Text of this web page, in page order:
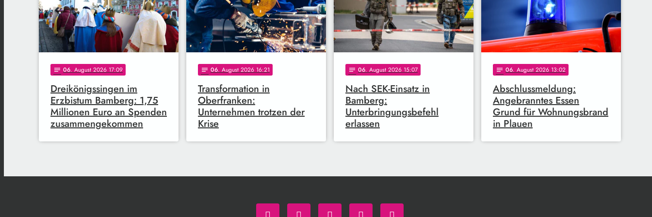
notes 06. August 2026 17:09
Dreikönigssingen im
Erzbistum Bamberg: 1,75
Millionen Euro an Spenden
zusammengekommen
notes 06. August 2026 16:21
Transformation in
Oberfranken:
Unternehmen trotzen der
Krise
notes 06. August 2026 15:07
Nach SEK-Einsatz in
Bamberg:
Unterbringungsbefehl
erlassen
notes 06. August 2026 13:02
Abschlussmeldung:
Angebranntes Essen
Grund für Wohnungsbrand
in Plauen